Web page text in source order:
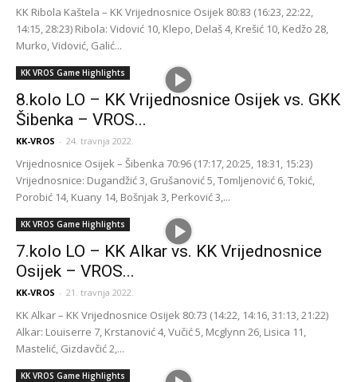
KK Ribola Kaštela – KK Vrijednosnice Osijek 80:83 (16:23, 22:22,
14:15, 28:23) Ribola: Vidović 10, Klepo, Delaš 4, Krešić 10, Kedžo 28,
Murko, Vidović, Galić...
KK VROS Game Highlights
8.kolo LO – KK Vrijednosnice Osijek vs. GKK
Šibenka – VROS...
KK-VROS - 24. travnja 2022.
Vrijednosnice Osijek – Šibenka 70:96 (17:17, 20:25, 18:31, 15:23)
Vrijednosnice: Dugandžić 3, Grušanović 5, Tomljenović 6, Tokić,
Porobić 14, Kuany 14, Bošnjak 3, Perković 3,...
KK VROS Game Highlights
7.kolo LO – KK Alkar vs. KK Vrijednosnice
Osijek – VROS...
KK-VROS - 21. travnja 2022.
KK Alkar – KK Vrijednosnice Osijek 80:73 (14:22, 14:16, 31:13, 21:22)
Alkar: Louiserre 7, Krstanović 4, Vučić 5, Mcglynn 26, Lisica 11,
Mastelić, Gizdavčić 2,...
KK VROS Game Highlights